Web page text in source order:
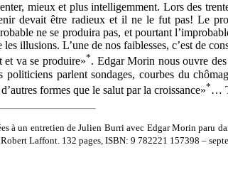
mieux et plus intelligemment. Lors des
devait être radieux et il ne le fut pas! Le
ne se produira pas, et pourtant
illusions. L’une de nos faiblesses, c’est de
et va se produire»*. Edgar Morin nous ouvre
politiciens parlent sondages, courbes du
formes que le salut par la croissance»*…
à un entretien de Julien Burri avec Edgar Morin paru
Laffont. 132 pages, ISBN: 9 782221 157398 –